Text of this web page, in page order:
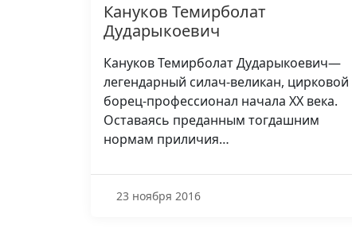
Кануков Темирболат
Дударыкоевич
Кануков Темирболат Дударыкоевич—
легендарный силач-великан, цирковой
борец-профессионал начала XX века.
Оставаясь преданным тогдашним
нормам приличия…
23 ноября 2016